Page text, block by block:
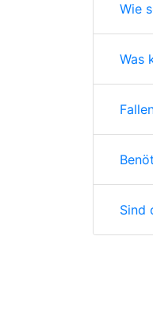
Wie
Was
Sind